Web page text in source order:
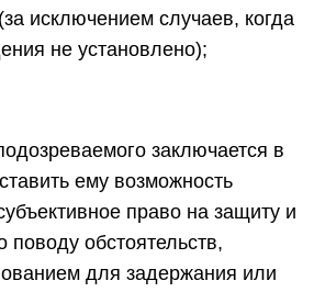
исключением случаев, когда
не установлено);
заключается в
ему возможность
право на защиту и
поводу обстоятельств,
для задержания или